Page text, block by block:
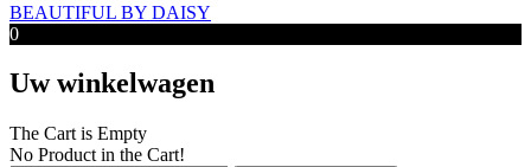
BEAUTIFUL BY DAISY
0
Uw winkelwagen
The Cart is Empty
No Product in the Cart!